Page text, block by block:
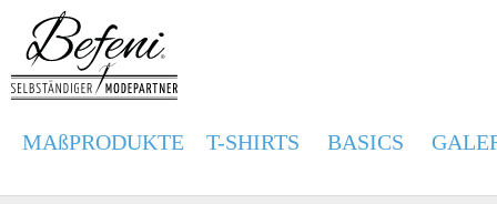
MAßPRODUKTE T-SHIRTS BASICS